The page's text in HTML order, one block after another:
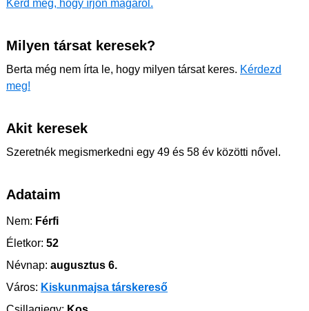
Kérd meg, hogy írjon magáról.
Milyen társat keresek?
Berta még nem írta le, hogy milyen társat keres. Kérdezd
meg!
Akit keresek
Szeretnék megismerkedni egy 49 és 58 év közötti nővel.
Adataim
Nem: Férfi
Életkor: 52
Névnap: augusztus 6.
Város: Kiskunmajsa társkereső